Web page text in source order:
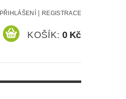
PŘIHLÁŠENÍ REGISTRACE
KOŠÍK: 0 Kč